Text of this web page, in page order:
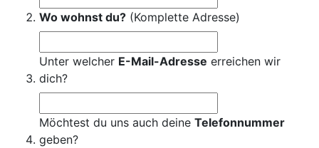
Wo wohnst du? (Komplette Adresse)
Unter welcher E-Mail-Adresse erreichen wir
dich?
Möchtest du uns auch deine Telefonnummer
geben?